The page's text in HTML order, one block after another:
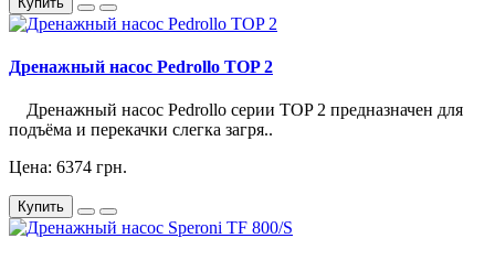
Дренажный насос Pedrollo TOP 2
Дренажный насос Pedrollo серии TOP 2 предназначен для
подъёма и перекачки слегка загря..
Цена: 6374 грн.
Купить